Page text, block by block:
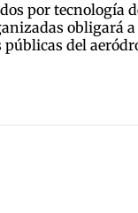
por tecnología
obligará
del